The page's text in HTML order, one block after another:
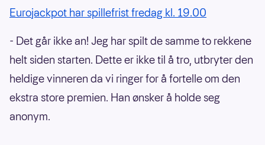
Eurojackpot har spillefrist fredag kl. 19.00
- Det går ikke an! Jeg har spilt de samme to rekkene
helt siden starten. Dette er ikke til å tro, utbryter den
heldige vinneren da vi ringer for å fortelle om den
ekstra store premien. Han ønsker å holde seg
anonym.